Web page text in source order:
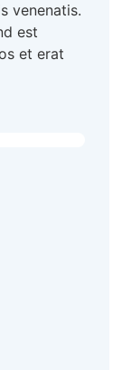
venenatis.
est
et erat